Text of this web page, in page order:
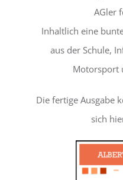
AGler
Inhaltlich eine
aus der Schule,
Motorsport
Die fertige Ausgabe
sich